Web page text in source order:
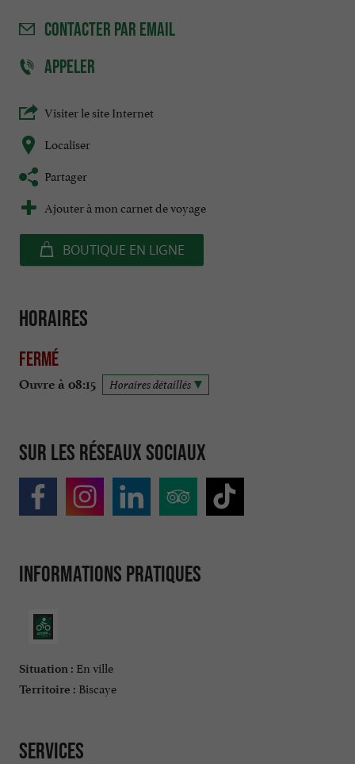
CONTACTER PAR EMAIL
APPELER
Visiter le site Internet
Localiser
Partager
Ajouter à mon carnet de voyage
BOUTIQUE EN LIGNE
Horaires
Fermé
Ouvre à 08:15 Horaires détaillés
Sur les réseaux sociaux
Informations pratiques
Situation : En ville
Territoire : Biscaye
Services